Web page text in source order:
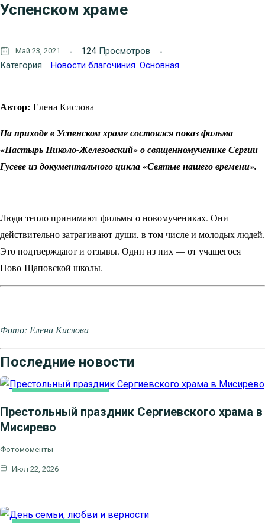
Успенском храме
Май 23, 2021 124 Просмотров
Категория
Новости благочиния Основная
Автор: Елена Кислова
На приходе в Успенском храме состоялся показ фильма
«Пастырь Николо-Железовский» о священномученике Сергии
Гусеве из документального цикла «Святые нашего времени».
Люди тепло принимают фильмы о новомучениках. Они
действительно затрагивают души, в том числе и молодых людей.
Это подтверждают и отзывы. Один из них — от учащегося
Ново-Щаповской школы.
Фото: Елена Кислова
Последние новости
Престольный праздник Сергиевского храма в
Мисирево
Фотомоменты
Июл 22, 2026